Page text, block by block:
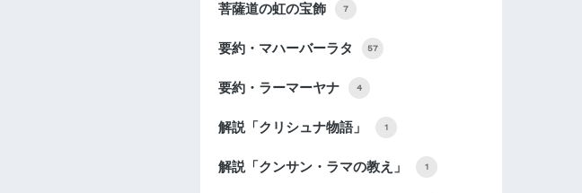
菩薩道の虹の宝飾 7
要約・マハーバーラタ 57
要約・ラーマーヤナ 4
解説「クリシュナ物語」 1
解説「クンサン・ラマの教え」 1